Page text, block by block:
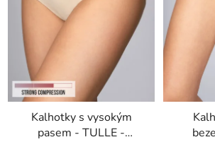
Kalhotky s vysokým
pasem - TULLE -